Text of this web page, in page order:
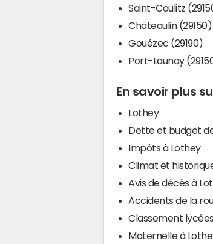
Saint-Coulitz
Châteaulin (29150)
Gouézec (29190)
Port-Launay
En savoir plus
Lothey
Dette et budget
Impôts à Lothey
Climat et
Avis de décès à
Accidents de la
Classement
Maternelle à